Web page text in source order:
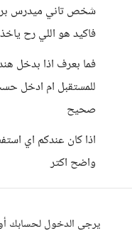
شخص تاني ميدرس
فاكيد هو اللي رح
فما بعرف اذا بدخل
للمستقبل ام ادخل
صحيح
اذا كان عندكم اي
واضح اكتر
يرجى الدخول لحسابك